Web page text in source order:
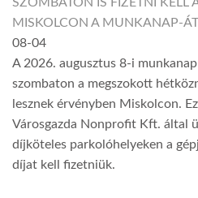
MISKOLCON A MUNKANAP-
08-04
A 2026. augusztus 8-i
szombaton a megszokott
lesznek érvényben Miskolcon.
Városgazda Nonprofit Kft. által
díjköteles parkolóhelyeken a
díjat kell fizetniük.